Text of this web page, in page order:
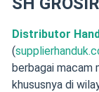
Distributor
(
berbagai macam
khususnya di